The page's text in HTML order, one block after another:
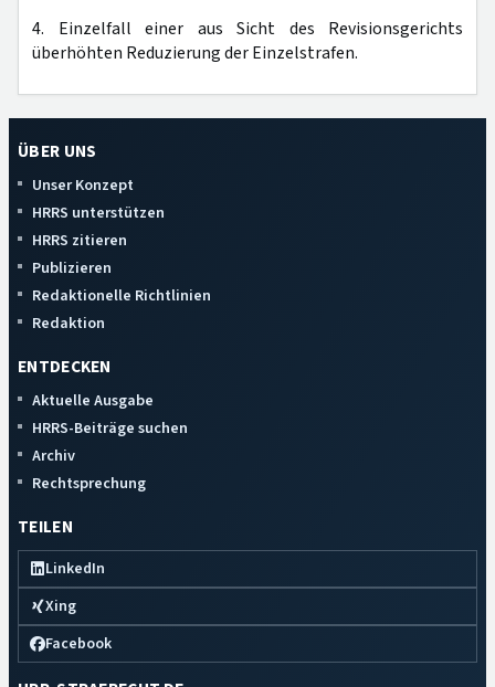
4. Einzelfall einer aus Sicht des Revisionsgerichts
überhöhten Reduzierung der Einzelstrafen.
ÜBER UNS
Unser Konzept
HRRS unterstützen
HRRS zitieren
Publizieren
Redaktionelle Richtlinien
Redaktion
ENTDECKEN
Aktuelle Ausgabe
HRRS-Beiträge suchen
Archiv
Rechtsprechung
TEILEN
LinkedIn
Xing
Facebook